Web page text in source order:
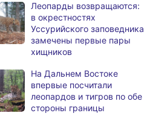
В Хабаровске косметолог
осуждена
за мошенничество
В Хабаровске потушили
в деревянном доме
Более сотни граждан
с инвалидностью
Леопарды возвращаются:
в окрестностях
Уссурийского заповедника
замечены первые пары
хищников
На Дальнем Востоке
впервые посчитали
леопардов и тигров по обе
стороны границы